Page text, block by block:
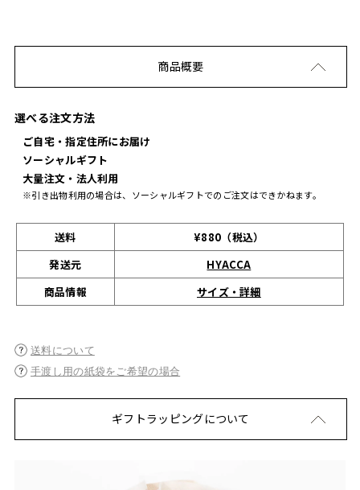
商品概要
選べる注文方法
ご自宅・指定住所にお届け
ソーシャルギフト
大量注文・法人利用
※引き出物利用の場合は、ソーシャルギフトでのご注文はできかねます。
送料
¥880（税込）
発送元
HYACCA
商品情報
サイズ・詳細
送料について
手渡し用の紙袋をご希望の場合
ギフトラッピングについて